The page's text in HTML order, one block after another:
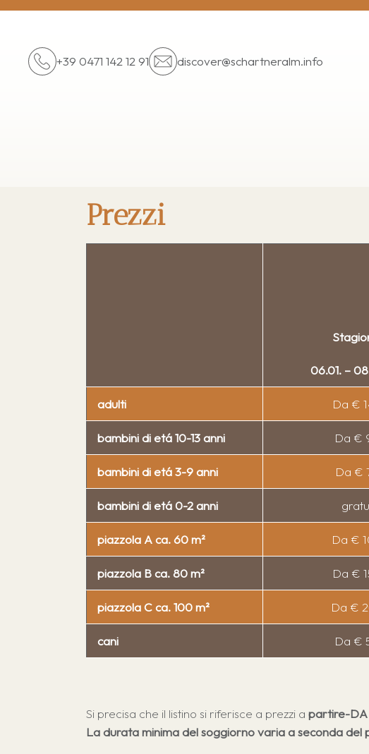
+39 0471 142 12 91 discover@schartneralm.info
Prezzi
06.01. –
adulti Da €
bambini di etá 10-13 anni Da €
bambini di etá 3-9 anni Da €
bambini di etá 0-2 anni
piazzola A ca. 60 m² Da €
piazzola B ca. 80 m² Da €
piazzola C ca. 100 m² Da €
cani Da €
Si precisa che il listino si riferisce a prezzi apartire-DA
La durata minima del soggiorno varia a seconda del